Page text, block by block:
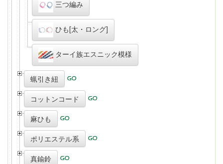
三つ編み
ひも[太・ロング]
ターイ族エスニック模様
蝋引き紐
コットンコード
麻ひも
ポリエステル系
真鍮鈴